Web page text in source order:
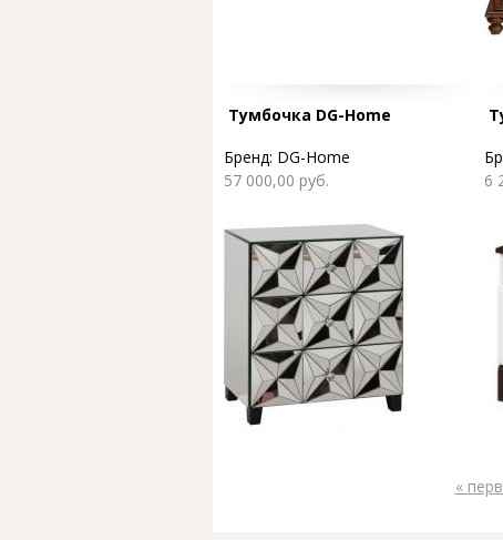
Тумбочка DG-Home
Бренд: DG-Home
57 000,00 руб.
6
«